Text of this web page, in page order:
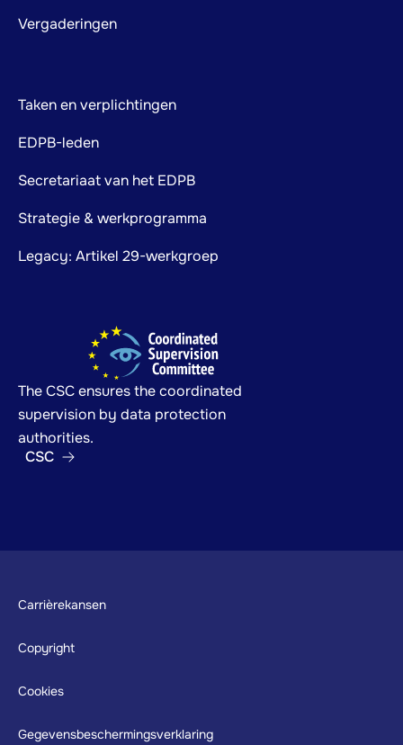
Vergaderingen
Taken en verplichtingen
EDPB-leden
Secretariaat van het EDPB
Strategie & werkprogramma
Legacy: Artikel 29-werkgroep
Footer
Carrièrekansen
Copyright
Cookies
Gegevensbeschermingsverklaring
The CSC ensures the coordinated
supervision by data protection
authorities.
CSC